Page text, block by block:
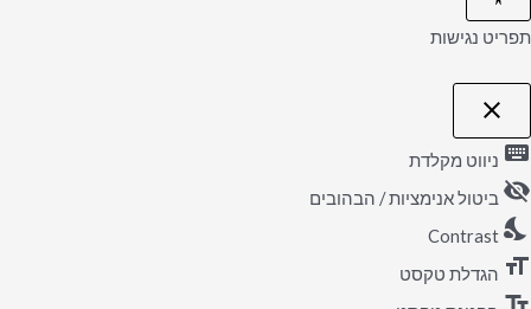
תפריט נגישות
close
פתיחה וסגירה של תפריט הנגישות
keyboard ניווט מקלדת
visibility_off ביטול אנימציות / הבהובים
nights_stay
Contrast
format_size הגדלת טקסט